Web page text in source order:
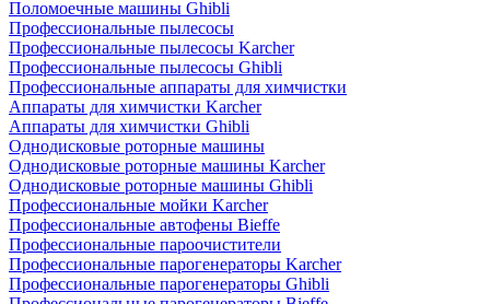
Поломоечные машины Ghibli
Профессиональные пылесосы
Профессиональные пылесосы Karcher
Профессиональные пылесосы Ghibli
Профессиональные аппараты для химчистки
Аппараты для химчистки Karcher
Аппараты для химчистки Ghibli
Однодисковые роторные машины
Однодисковые роторные машины Karcher
Однодисковые роторные машины Ghibli
Профессиональные мойки Karcher
Профессиональные автофены Bieffe
Профессиональные пароочистители
Профессиональные парогенераторы Karcher
Профессиональные парогенераторы Ghibli